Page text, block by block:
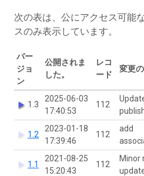
次の表は、公にアクセス可能
スのみ表示しています。
バー
ジョ
ン
公開されま
した。
レコ
ード
変更
1.3
2025-06-03
17:40:53
112
1.2
2023-01-18
17:39:46
112
add
1.1
2021-08-25
15:20:43
112
Minor